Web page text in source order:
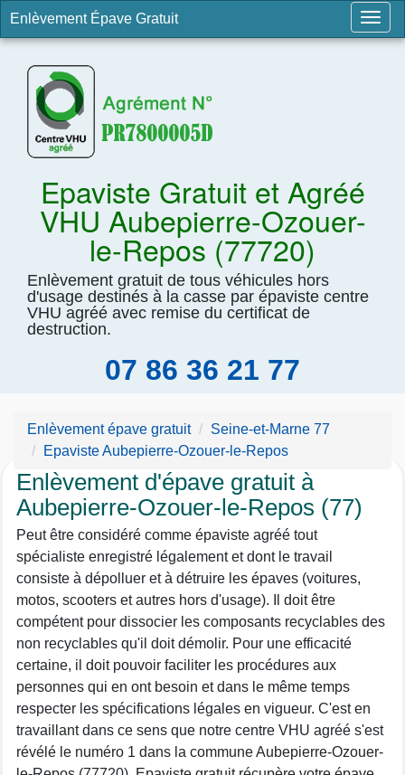
Enlèvement Épave Gratuit
Epaviste Gratuit et Agréé
VHU Aubepierre-Ozouer-
le-Repos (77720)
Enlèvement gratuit de tous véhicules hors
d'usage destinés à la casse par épaviste centre
VHU agréé avec remise du certificat de
destruction.
07 86 36 21 77
Enlèvement épave gratuit
Seine-et-Marne 77
Epaviste Aubepierre-Ozouer-le-Repos
Enlèvement d'épave gratuit à
Aubepierre-Ozouer-le-Repos (77)
Peut être considéré comme épaviste agréé tout
spécialiste enregistré légalement et dont le travail
consiste à dépolluer et à détruire les épaves (voitures,
motos, scooters et autres hors d'usage). Il doit être
compétent pour dissocier les composants recyclables des
non recyclables qu'il doit démolir. Pour une efficacité
certaine, il doit pouvoir faciliter les procédures aux
personnes qui en ont besoin et dans le même temps
respecter les spécifications légales en vigueur. C'est en
travaillant dans ce sens que notre centre VHU agréé s'est
révélé le numéro 1 dans la commune Aubepierre-Ozouer-